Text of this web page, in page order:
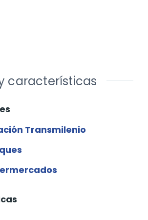
características
Transmilenio